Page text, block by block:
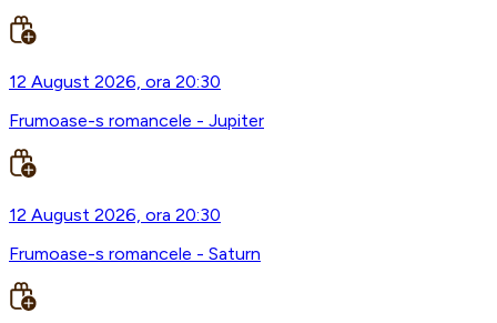
12 August 2026, ora 20:30
Frumoase-s romancele - Jupiter
12 August 2026, ora 20:30
Frumoase-s romancele - Saturn